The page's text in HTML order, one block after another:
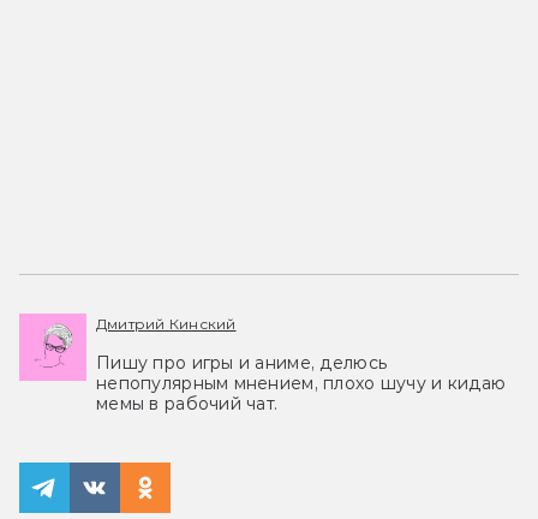
Дмитрий Кинский
Пишу про игры и аниме, делюсь
непопулярным мнением, плохо шучу и кидаю
мемы в рабочий чат.